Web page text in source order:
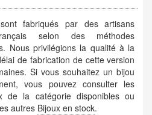
fabriqués par des artisans
selon des méthodes
Nous privilégions la qualité à la
de fabrication de cette version
Si vous souhaitez un bijou
vous pouvez consulter les
de la catégorie disponibles ou
autres Bijoux en stock.